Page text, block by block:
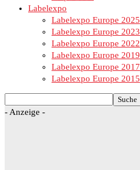
Labelexpo
Labelexpo Europe 2025
Labelexpo Europe 2023
Labelexpo Europe 2022
Labelexpo Europe 2019
Labelexpo Europe 2017
Labelexpo Europe 2015
- Anzeige -